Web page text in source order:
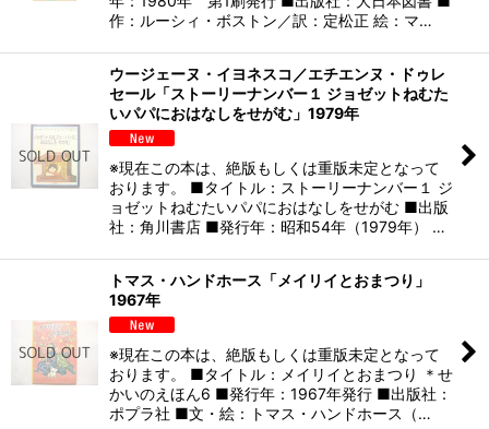
作：ルーシィ・ボストン／訳：定松正 絵：マ…
ウージェーヌ・イヨネスコ／エチエンヌ・ドゥレ
セール「ストーリーナンバー１ ジョゼットねむた
いパパにおはなしをせがむ」1979年
※現在この本は、絶版もしくは重版未定となって
おります。 ■タイトル：ストーリーナンバー１ ジ
ョゼットねむたいパパにおはなしをせがむ ■出版
社：角川書店 ■発行年：昭和54年（1979年） …
トマス・ハンドホース「メイリイとおまつり」
1967年
※現在この本は、絶版もしくは重版未定となって
おります。 ■タイトル：メイリイとおまつり ＊せ
かいのえほん6 ■発行年：1967年発行 ■出版社：
ポプラ社 ■文・絵：トマス・ハンドホース（…